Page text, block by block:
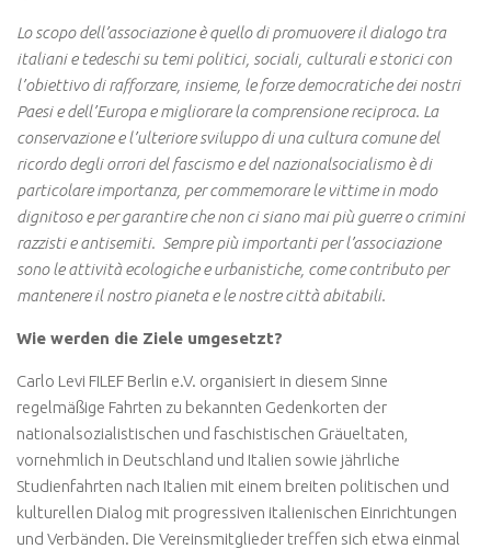
Lo scopo dell’associazione è quello di promuovere il dialogo tra
italiani e tedeschi su temi politici, sociali, culturali e storici con
l’obiettivo di rafforzare, insieme, le forze democratiche dei nostri
Paesi e dell’Europa e migliorare la comprensione reciproca. La
conservazione e l’ulteriore sviluppo di una cultura comune del
ricordo degli orrori del fascismo e del nazionalsocialismo è di
particolare importanza, per commemorare le vittime in modo
dignitoso e per garantire che non ci siano mai più guerre o crimini
razzisti e antisemiti. Sempre più importanti per l’associazione
sono le attività ecologiche e urbanistiche, come contributo per
mantenere il nostro pianeta e le nostre città abitabili.
Wie werden die Ziele umgesetzt?
Carlo Levi FILEF Berlin e.V. organisiert in diesem Sinne
regelmäßige Fahrten zu bekannten Gedenkorten der
nationalsozialistischen und faschistischen Gräueltaten,
vornehmlich in Deutschland und Italien sowie jährliche
Studienfahrten nach Italien mit einem breiten politischen und
kulturellen Dialog mit progressiven italienischen Einrichtungen
und Verbänden. Die Vereinsmitglieder treffen sich etwa einmal